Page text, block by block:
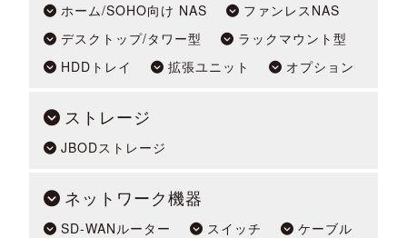
ホーム/SOHO向け NAS
ファンレスNAS
デスクトップ/タワー型
ラックマウント型
HDDトレイ
拡張ユニット オプション
ストレージ
JBODストレージ
ネットワーク機器
SD-WANルーター スイッチ ケーブル